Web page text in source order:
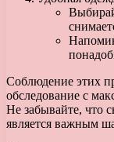
Соблюдение этих
обследование с
Не забывайте, что
является важным